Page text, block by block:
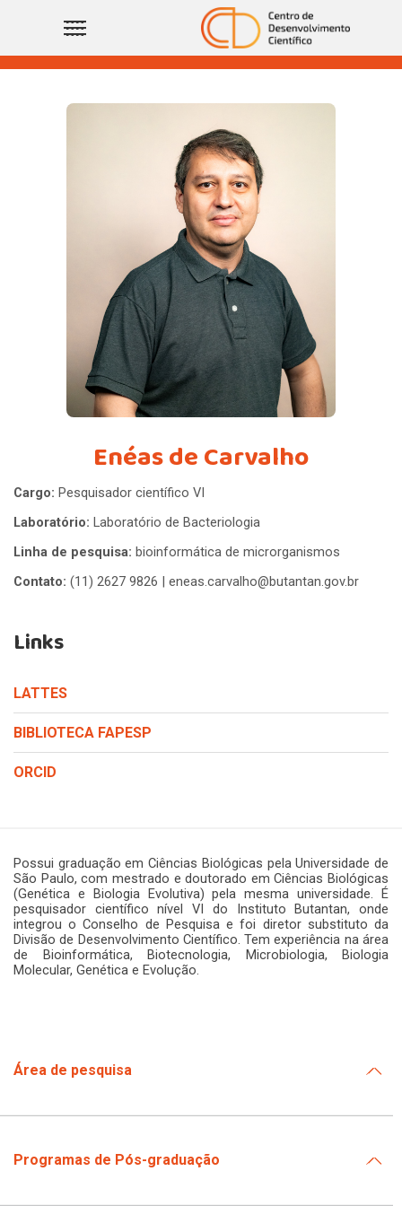
Enéas de Carvalho
Cargo: Pesquisador científico VI
Laboratório: Laboratório de Bacteriologia
Linha de pesquisa: bioinformática de microrganismos
Contato: (11) 2627 9826 | eneas.carvalho@butantan.gov.br
Links
LATTES
BIBLIOTECA FAPESP
ORCID
Possui graduação em Ciências Biológicas pela Universidade de
São Paulo, com mestrado e doutorado em Ciências Biológicas
(Genética e Biologia Evolutiva) pela mesma universidade. É
pesquisador científico nível VI do Instituto Butantan, onde
integrou o Conselho de Pesquisa e foi diretor substituto da
Divisão de Desenvolvimento Científico. Tem experiência na área
de Bioinformática, Biotecnologia, Microbiologia, Biologia
Molecular, Genética e Evolução.
Área de pesquisa
Programas de Pós-graduação